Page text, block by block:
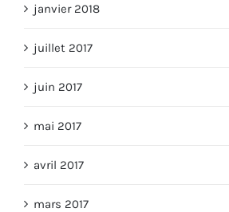
janvier 2018
juillet 2017
juin 2017
mai 2017
avril 2017
mars 2017